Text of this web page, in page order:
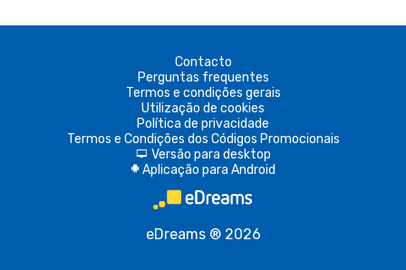
Contacto
Perguntas frequentes
Termos e condições gerais
Utilização de cookies
Política de privacidade
Termos e Condições dos Códigos Promocionais
d Versão para desktop
A Aplicação para Android
eDreams ® 2026